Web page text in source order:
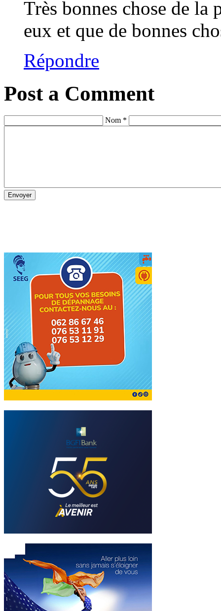
Très bonnes chose de
eux et que de bonnes
Répondre
Post a Comment
Nom *